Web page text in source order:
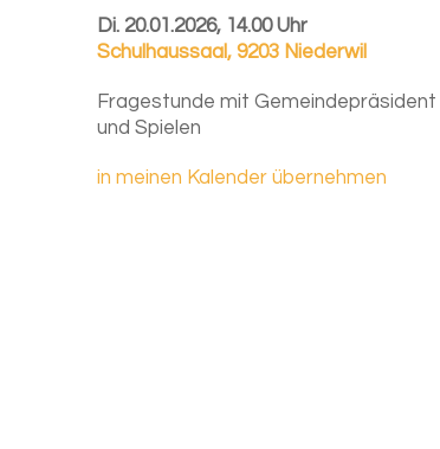
Di. 20.01.2026, 14.00 Uhr
Schulhaussaal, 9203 Niederwil
Fragestunde mit
und Spielen
in meinen Kalender übernehmen